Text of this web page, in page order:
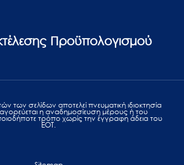
Προϋπολογισμού
των σελίδων αποτελεί πvευματική ιδιοκτησία
η αναδημοσίευση μέρους ή του
τρόπο χωρίς την έγγραφη άδεια του
ΕΟΤ.